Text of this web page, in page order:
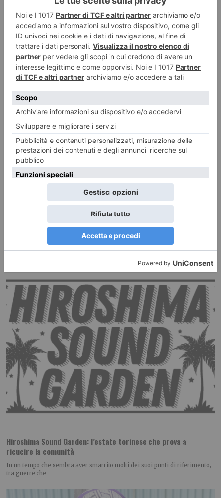
Al Circolo della Stampa – Sporting si è conclusa l’edizione 2026 del torneo
internazionale di tennis
Regioni, imprese, ricerca e sanità per un nuovo modello di
“Clustering Life Sciences & Health: dagli ecosistemi di innovazione ai
Hiroshima Sound Garden: l’estate torinese che prova a
ricucire la comunità
In un tempo che sembra aver smarrito molti dei suoi punti di riferimento,
tra guerre che